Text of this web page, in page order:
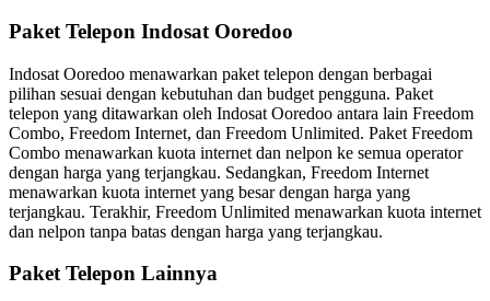
Paket Telepon Indosat Ooredoo
Indosat Ooredoo menawarkan paket telepon dengan berbagai
pilihan sesuai dengan kebutuhan dan budget pengguna. Paket
telepon yang ditawarkan oleh Indosat Ooredoo antara lain Freedom
Combo, Freedom Internet, dan Freedom Unlimited. Paket Freedom
Combo menawarkan kuota internet dan nelpon ke semua operator
dengan harga yang terjangkau. Sedangkan, Freedom Internet
menawarkan kuota internet yang besar dengan harga yang
terjangkau. Terakhir, Freedom Unlimited menawarkan kuota internet
dan nelpon tanpa batas dengan harga yang terjangkau.
Paket Telepon Lainnya